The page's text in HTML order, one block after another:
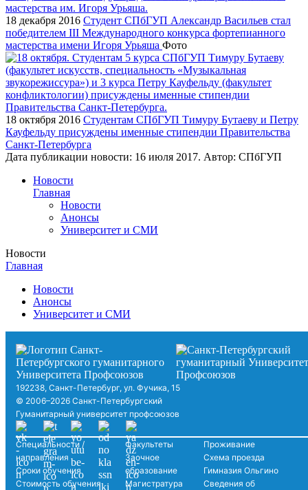
18 декабря 2016 Cтудент СПбГУП Александр Васильев стал
победителем III Международного конкурса фортепианного
мастерства имени Игоря Урьяша Фото
18 октября 2016 Студентам СПбГУП Тимуру Бутаеву и Петру
Кауфельду присуждены именные стипендии Правительства
Санкт-Петербурга
Дата публикации новости: 16 июля 2017. Автор: СПбГУП
Новости
Главная
Новости
Анонсы
Университет и СМИ
Новости
Главная
Новости
Анонсы
Университет и СМИ
192238, Санкт-Петербург, ул. Фучика, 15
© 2006–2026 Санкт-Петербургский
Гуманитарный университет профсоюзов
Специальности /
направления
Сроки обучения
Стоимость обучения
Факультеты
Заочное
образование
Магистратура
Проживание
Схема проезда
Гимназия Ольгино
Сведения об